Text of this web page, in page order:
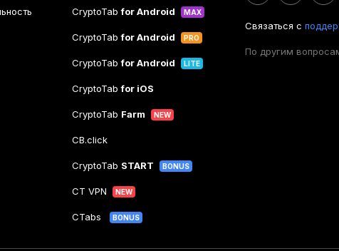
CryptoTabfor Android MAX
CryptoTabfor Android PRO
CryptoTabfor Android LITE
CryptoTabfor iOS
CryptoTab Farm NEW
CB.click
CryptoTab START BONUS
CT VPN NEW
CTabs BONUS
Связаться с
По другим